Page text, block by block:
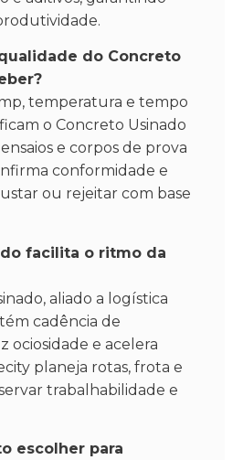
do Concreto
temperatura e tempo
o Concreto Usinado
e corpos de prova
conformidade e
ou rejeitar com base
facilita o ritmo da
aliado a logística
cadência de
ociosidade e acelera
planeja rotas, frota e
trabalhabilidade e
escolher para